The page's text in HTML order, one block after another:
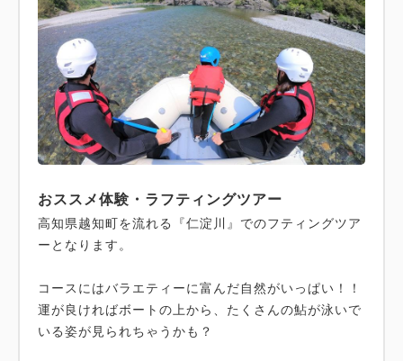
おススメ体験・ラフティングツアー
高知県越知町を流れる『仁淀川』でのフティングツア
ーとなります。
コースにはバラエティーに富んだ自然がいっぱい！！
運が良ければボートの上から、たくさんの鮎が泳いで
いる姿が見られちゃうかも？